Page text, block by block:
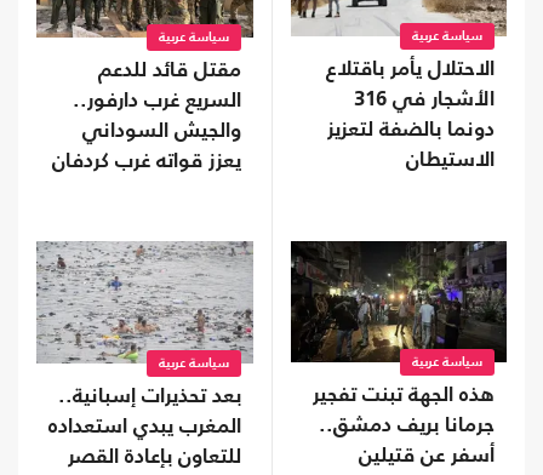
سياسة عربية
الاحتلال يأمر باقتلاع
الأشجار في 316
دونما بالضفة لتعزيز
الاستيطان
سياسة عربية
مقتل قائد للدعم
السريع غرب دارفور..
والجيش السوداني
يعزز قواته غرب كردفان
سياسة عربية
هذه الجهة تبنت تفجير
جرمانا بريف دمشق..
أسفر عن قتيلين
سياسة عربية
بعد تحذيرات إسبانية..
المغرب يبدي استعداده
للتعاون بإعادة القصر